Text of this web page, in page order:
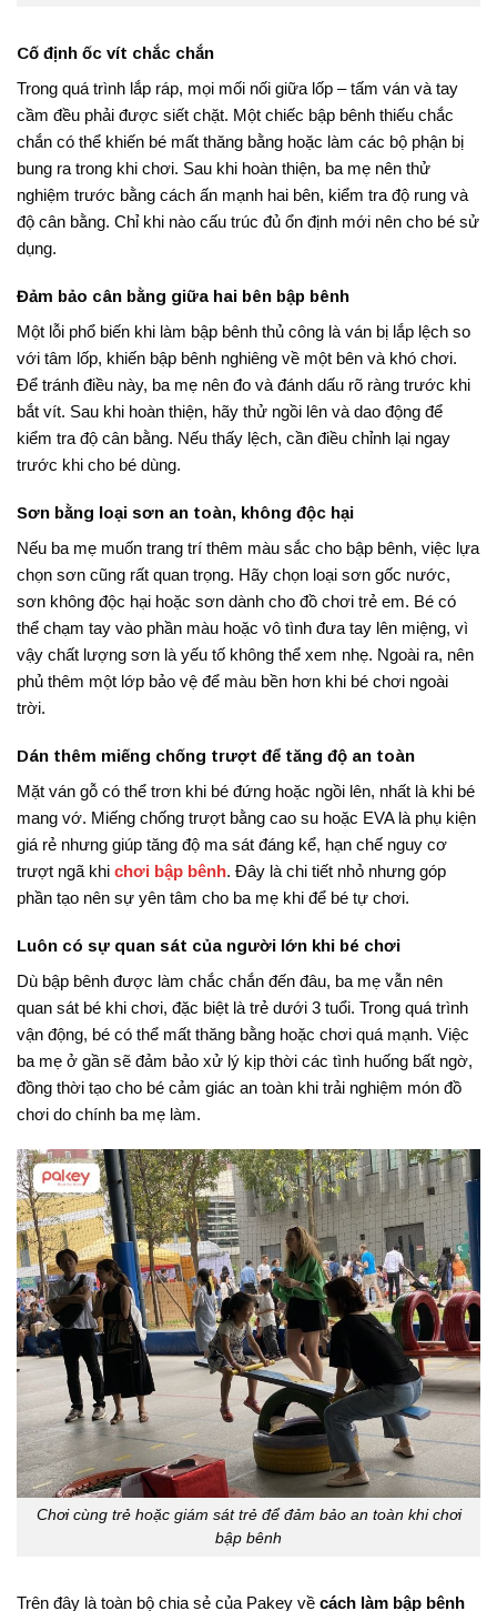
Cố định ốc vít chắc chắn
Trong quá trình lắp ráp, mọi mối nối giữa lốp – tấm ván và tay
cầm đều phải được siết chặt. Một chiếc bập bênh thiếu chắc
chắn có thể khiến bé mất thăng bằng hoặc làm các bộ phận bị
bung ra trong khi chơi. Sau khi hoàn thiện, ba mẹ nên thử
nghiệm trước bằng cách ấn mạnh hai bên, kiểm tra độ rung và
độ cân bằng. Chỉ khi nào cấu trúc đủ ổn định mới nên cho bé sử
dụng.
Đảm bảo cân bằng giữa hai bên bập bênh
Một lỗi phổ biến khi làm bập bênh thủ công là ván bị lắp lệch so
với tâm lốp, khiến bập bênh nghiêng về một bên và khó chơi.
Để tránh điều này, ba mẹ nên đo và đánh dấu rõ ràng trước khi
bắt vít. Sau khi hoàn thiện, hãy thử ngồi lên và dao động để
kiểm tra độ cân bằng. Nếu thấy lệch, cần điều chỉnh lại ngay
trước khi cho bé dùng.
Sơn bằng loại sơn an toàn, không độc hại
Nếu ba mẹ muốn trang trí thêm màu sắc cho bập bênh, việc lựa
chọn sơn cũng rất quan trọng. Hãy chọn loại sơn gốc nước,
sơn không độc hại hoặc sơn dành cho đồ chơi trẻ em. Bé có
thể chạm tay vào phần màu hoặc vô tình đưa tay lên miệng, vì
vậy chất lượng sơn là yếu tố không thể xem nhẹ. Ngoài ra, nên
phủ thêm một lớp bảo vệ để màu bền hơn khi bé chơi ngoài
trời.
Dán thêm miếng chống trượt để tăng độ an toàn
Mặt ván gỗ có thể trơn khi bé đứng hoặc ngồi lên, nhất là khi bé
mang vớ. Miếng chống trượt bằng cao su hoặc EVA là phụ kiện
giá rẻ nhưng giúp tăng độ ma sát đáng kể, hạn chế nguy cơ
trượt ngã khi chơi bập bênh. Đây là chi tiết nhỏ nhưng góp
phần tạo nên sự yên tâm cho ba mẹ khi để bé tự chơi.
Luôn có sự quan sát của người lớn khi bé chơi
Dù bập bênh được làm chắc chắn đến đâu, ba mẹ vẫn nên
quan sát bé khi chơi, đặc biệt là trẻ dưới 3 tuổi. Trong quá trình
vận động, bé có thể mất thăng bằng hoặc chơi quá mạnh. Việc
ba mẹ ở gần sẽ đảm bảo xử lý kịp thời các tình huống bất ngờ,
đồng thời tạo cho bé cảm giác an toàn khi trải nghiệm món đồ
chơi do chính ba mẹ làm.
Chơi cùng trẻ hoặc giám sát trẻ để đảm bảo an toàn khi chơi
bập bênh
Trên đây là toàn bộ chia sẻ của Pakey về cách làm bập bênh